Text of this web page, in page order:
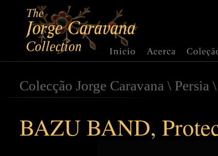
Colecção Jorge Caravana \ Persia
BAZU BAND,